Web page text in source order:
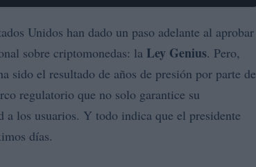
Unidos han dado un paso adelante al aprobar
sobre criptomonedas: la Ley Genius. Pero,
sido el resultado de años de presión por parte de
regulatorio que no solo garantice su
los usuarios. Y todo indica que el presidente
días.